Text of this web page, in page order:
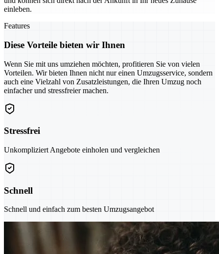
einleben.
Features
Diese Vorteile bieten wir Ihnen
Wenn Sie mit uns umziehen möchten, profitieren Sie von vielen
Vorteilen. Wir bieten Ihnen nicht nur einen Umzugsservice, sondern
auch eine Vielzahl von Zusatzleistungen, die Ihren Umzug noch
einfacher und stressfreier machen.
Stressfrei
Unkompliziert Angebote einholen und vergleichen
Schnell
Schnell und einfach zum besten Umzugsangebot